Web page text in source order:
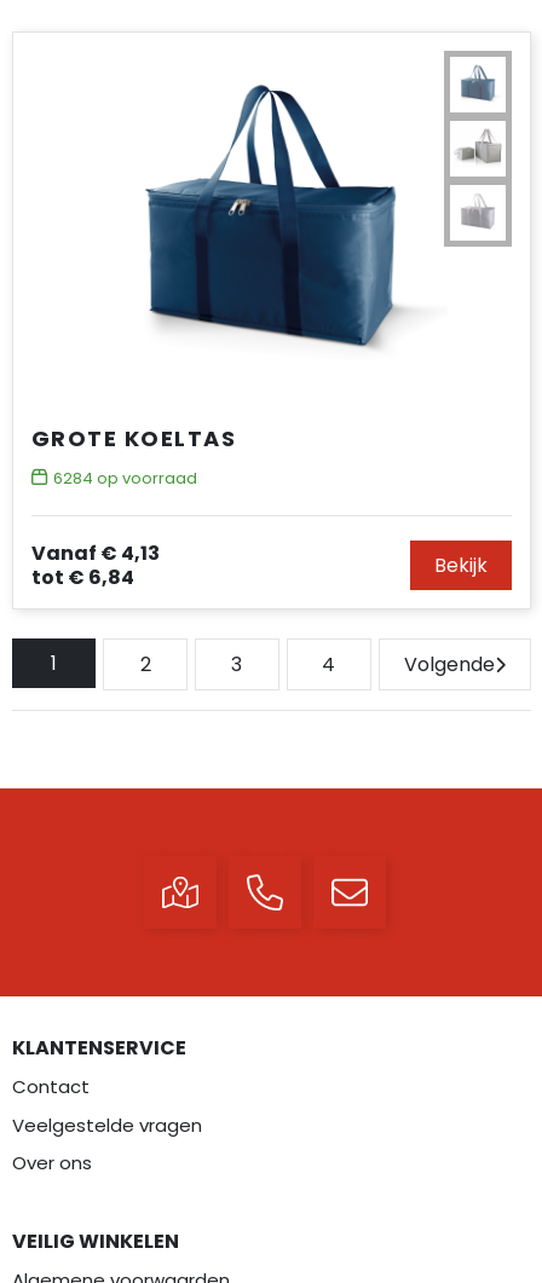
GROTE KOELTAS
6284 op voorraad
Vanaf € 4,13
tot € 6,84 Bekijk
1 2 3 4 Volgende
KLANTENSERVICE
Contact
Veelgestelde vragen
Over ons
VEILIG WINKELEN